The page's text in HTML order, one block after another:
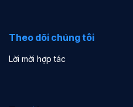
Theo dõi chúng tôi
Lời mời hợp tác